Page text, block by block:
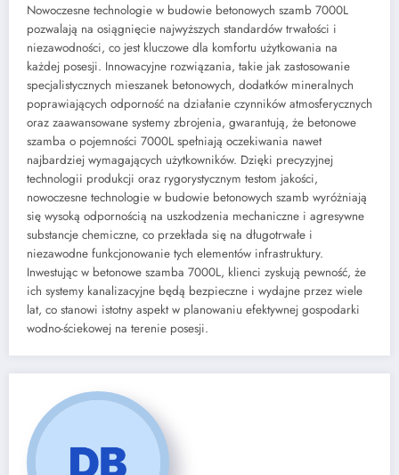
Nowoczesne technologie w budowie betonowych szamb 7000L
pozwalają na osiągnięcie najwyższych standardów trwałości i
niezawodności, co jest kluczowe dla komfortu użytkowania na
każdej posesji. Innowacyjne rozwiązania, takie jak zastosowanie
specjalistycznych mieszanek betonowych, dodatków mineralnych
poprawiających odporność na działanie czynników atmosferycznych
oraz zaawansowane systemy zbrojenia, gwarantują, że betonowe
szamba o pojemności 7000L spełniają oczekiwania nawet
najbardziej wymagających użytkowników. Dzięki precyzyjnej
technologii produkcji oraz rygorystycznym testom jakości,
nowoczesne technologie w budowie betonowych szamb wyróżniają
się wysoką odpornością na uszkodzenia mechaniczne i agresywne
substancje chemiczne, co przekłada się na długotrwałe i
niezawodne funkcjonowanie tych elementów infrastruktury.
Inwestując w betonowe szamba 7000L, klienci zyskują pewność, że
ich systemy kanalizacyjne będą bezpieczne i wydajne przez wiele
lat, co stanowi istotny aspekt w planowaniu efektywnej gospodarki
wodno-ściekowej na terenie posesji.